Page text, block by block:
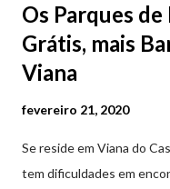
Os Parques
Grátis, mais
Viana
fevereiro 21, 2020
Se reside em Viana do
tem dificuldades em